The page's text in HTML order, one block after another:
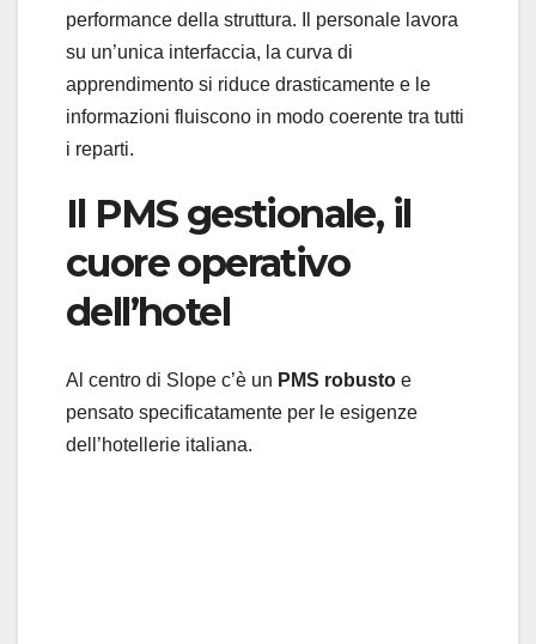
performance della struttura. Il personale lavora
su un’unica interfaccia, la curva di
apprendimento si riduce drasticamente e le
informazioni fluiscono in modo coerente tra tutti
i reparti.
Il PMS gestionale, il
cuore operativo
dell’hotel
Al centro di Slope c’è un PMS robusto e
pensato specificatamente per le esigenze
dell’hotellerie italiana.